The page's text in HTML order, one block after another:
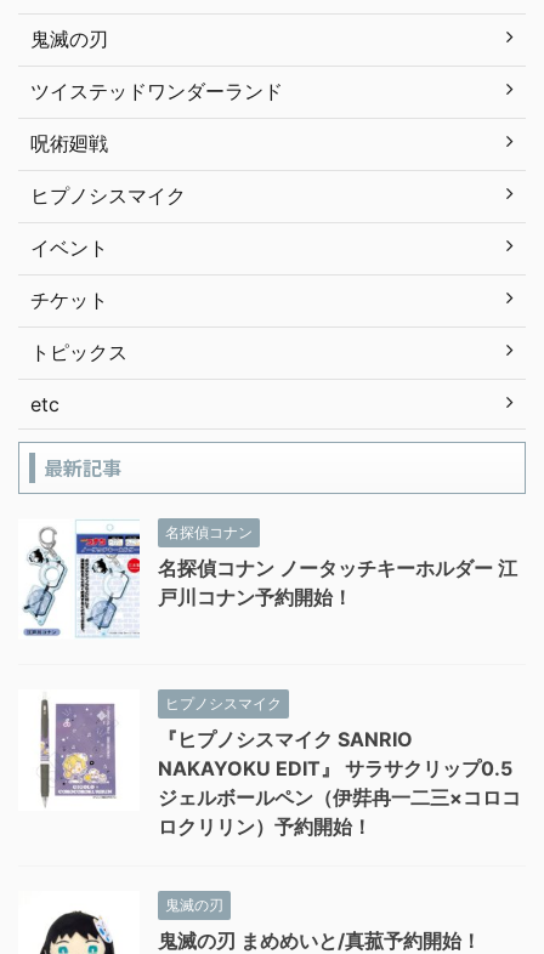
鬼滅の刃
ツイステッドワンダーランド
呪術廻戦
ヒプノシスマイク
イベント
チケット
トピックス
etc
最新記事
名探偵コナン
名探偵コナン ノータッチキーホルダー 江
戸川コナン予約開始！
ヒプノシスマイク
『ヒプノシスマイク SANRIO
NAKAYOKU EDIT』 サラサクリップ0.5
ジェルボールペン（伊弉冉一二三×コロコ
ロクリリン）予約開始！
鬼滅の刃
鬼滅の刃 まめめいと/真菰予約開始！